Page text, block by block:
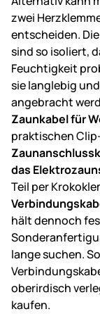
zwei
entscheiden. Die
sind so isoliert,
Feuchtigkeit
sie langlebig
angebracht
Zaunkabel für
praktischen
das
Teil per
hält dennoch
lange suchen.
oberirdisch
kaufen.